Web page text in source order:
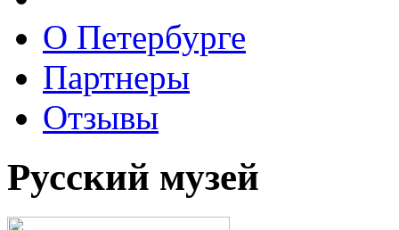
О Петербурге
Партнеры
Отзывы
Русский музей